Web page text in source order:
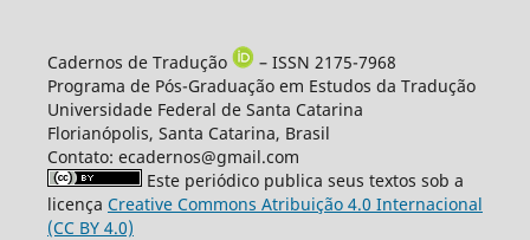
Cadernos de Tradução
– ISSN 2175-7968
Programa de Pós-Graduação em Estudos da Tradução
Universidade Federal de Santa Catarina
Florianópolis, Santa Catarina, Brasil
Contato: ecadernos@gmail.com
Este periódico publica seus textos sob a
licença Creative Commons Atribuição 4.0 Internacional
(CC BY 4.0)